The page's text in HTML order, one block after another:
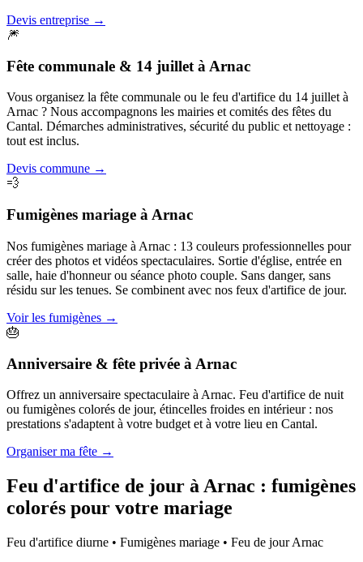
Devis entreprise →
🎆
Fête communale & 14 juillet à Arnac
Vous organisez la fête communale ou le feu d'artifice du 14 juillet à
Arnac ? Nous accompagnons les mairies et comités des fêtes du
Cantal. Démarches administratives, sécurité du public et nettoyage :
tout est inclus.
Devis commune →
💨
Fumigènes mariage à Arnac
Nos fumigènes mariage à Arnac : 13 couleurs professionnelles pour
créer des photos et vidéos spectaculaires. Sortie d'église, entrée en
salle, haie d'honneur ou séance photo couple. Sans danger, sans
résidu sur les tenues. Se combinent avec nos feux d'artifice de jour.
Voir les fumigènes →
🎂
Anniversaire & fête privée à Arnac
Offrez un anniversaire spectaculaire à Arnac. Feu d'artifice de nuit
ou fumigènes colorés de jour, étincelles froides en intérieur : nos
prestations s'adaptent à votre budget et à votre lieu en Cantal.
Organiser ma fête →
Feu d'artifice de jour à Arnac : fumigènes
colorés pour votre mariage
Feu d'artifice diurne • Fumigènes mariage • Feu de jourArnac